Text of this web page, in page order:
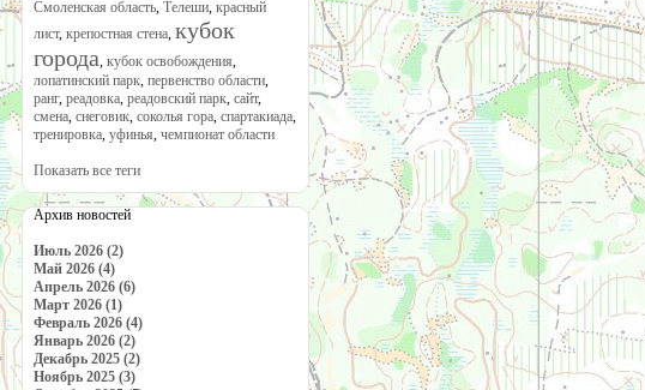
Смоленская область, Телеши, красный
лист, крепостная стена, кубок
города, кубок освобождения,
лопатинский парк, первенство области,
ранг, реадовка, реадовский парк, сайт,
смена, снеговик, соколья гора, спартакиада,
тренировка, уфинья, чемпионат области
Показать все теги
Архив новостей
Июль 2026 (2)
Май 2026 (4)
Апрель 2026 (6)
Март 2026 (1)
Февраль 2026 (4)
Январь 2026 (2)
Декабрь 2025 (2)
Ноябрь 2025 (3)